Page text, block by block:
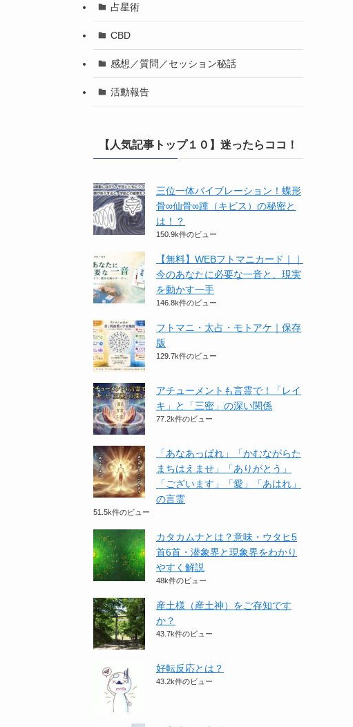
占星術
CBD
感想／質問／セッション秘話
活動報告
【人気記事トップ１０】迷ったらココ！
三位一体バイブレーション！蝶形
骨∞仙骨∞踵（キビス）の秘密と
は！？
150.9k件のビュー
【無料】WEBフトマニカード｜｜
今のあなたに必要な一音と、現実
を動かす一手
146.8k件のビュー
フトマニ・太占・モトアケ｜保存
版
129.7k件のビュー
アチューメントも言霊で！「レイ
キ」と「三密」の深い関係
77.2k件のビュー
「あなあっぱれ」「かむながらた
まちはえませ」「ありがとう」
「ございます」「愛」「あはれ」
の言霊
51.5k件のビュー
カタカムナとは？意味・ウタヒ5
首6首・潜象界と現象界をわかり
やすく解説
48k件のビュー
産土様（産土神）をご存知です
か？
43.7k件のビュー
好転反応とは？
43.2k件のビュー